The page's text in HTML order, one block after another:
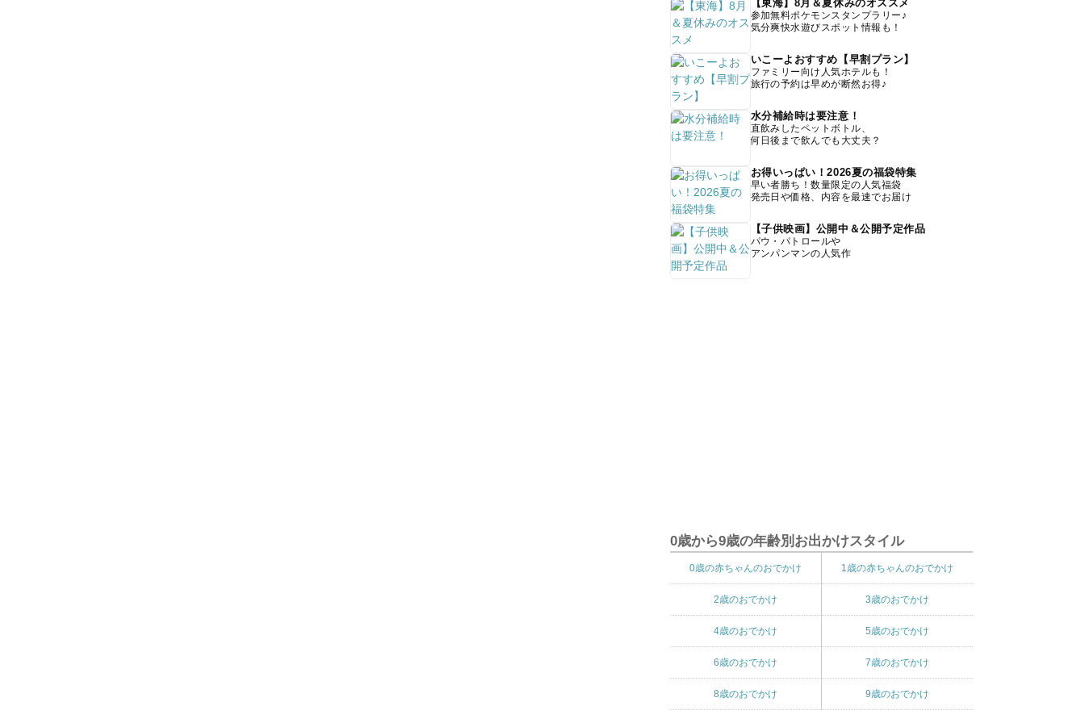
【東海】8月＆夏休みのオススメ
参加無料ポケモンスタンプラリー♪
気分爽快水遊びスポット情報も！
いこーよおすすめ【早割プラン】
ファミリー向け人気ホテルも！
旅行の予約は早めが断然お得♪
水分補給時は要注意！
直飲みしたペットボトル、
何日後まで飲んでも大丈夫？
お得いっぱい！2026夏の福袋特集
早い者勝ち！数量限定の人気福袋
発売日や価格、内容を最速でお届け
【子供映画】公開中＆公開予定作品
パウ・パトロールや
アンパンマンの人気作
0歳から9歳の年齢別お出かけスタイル
0歳の赤ちゃんのおでかけ 1歳の赤ちゃんのおでかけ
2歳のおでかけ 3歳のおでかけ
4歳のおでかけ 5歳のおでかけ
6歳のおでかけ 7歳のおでかけ
8歳のおでかけ 9歳のおでかけ